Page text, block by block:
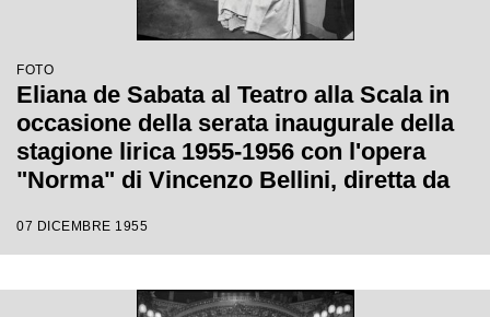
FOTO
Eliana de Sabata al Teatro alla Scala in
occasione della serata inaugurale della
stagione lirica 1955-1956 con l'opera
"Norma" di Vincenzo Bellini, diretta da
Margherita Wallmann
07 DICEMBRE 1955